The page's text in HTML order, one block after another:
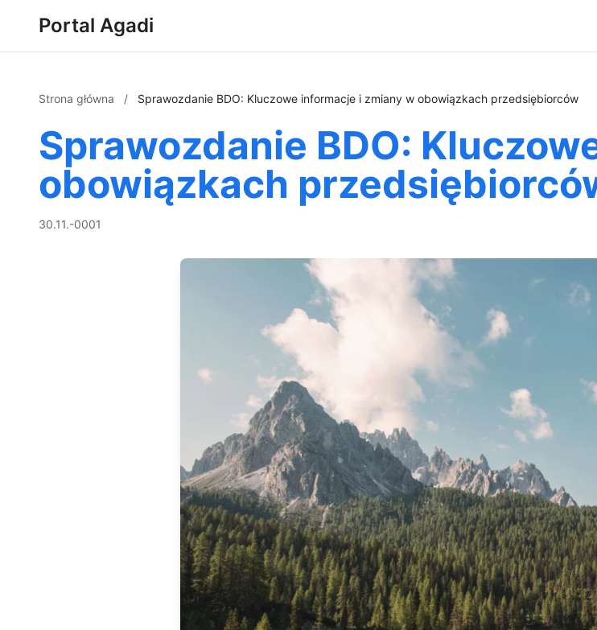
Portal Agadi
Strona główna / Sprawozdanie BDO: Kluczowe informacje i zmiany w obowiązkach przedsiębiorców
Sprawozdanie BDO:
obowiązkach
30.11.-0001